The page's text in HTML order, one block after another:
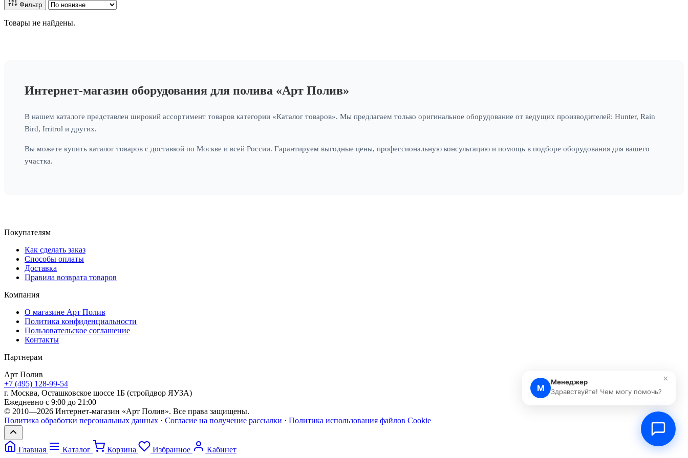
Фильтр
Товары не найдены.
Интернет-магазин оборудования для полива «Арт Полив»
В нашем каталоге представлен широкий ассортимент товаров категории «Каталог товаров». Мы предлагаем только оригинальное оборудование от ведущих производителей: Hunter, Rain
Bird, Irritrol и других.
Вы можете купить каталог товаров с доставкой по Москве и всей России. Гарантируем выгодные цены, профессиональную консультацию и помощь в подборе оборудования для вашего
участка.
Покупателям
Как сделать заказ
Способы оплаты
Доставка
Правила возврата товаров
Компания
О магазине Арт Полив
Политика конфиденциальности
Пользовательское соглашение
Контакты
Партнерам
Арт Полив
+7 (495) 128-99-54
г. Москва, Осташковское шоссе 1Б (стройдвор ЯУЗА)
Ежедневно с 9:00 до 21:00
© 2010—2026 Интернет-магазин «Арт Полив». Все права защищены.
Политика обработки персональных данных · Согласие на получение рассылки · Политика использования файлов Cookie
М
Менеджер
Здравствуйте! Чем могу помочь?
×
Главная Каталог Корзина Избранное Кабинет